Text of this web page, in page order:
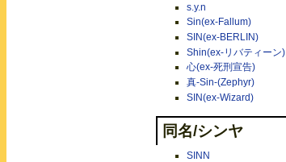
s.y.n
Sin(ex-Fallum)
SIN(ex-BERLIN)
Shin(ex-リバティーン)
心(ex-死刑宣告)
真-Sin-(Zephyr)
SIN(ex-Wizard)
同名/シンヤ
SINN